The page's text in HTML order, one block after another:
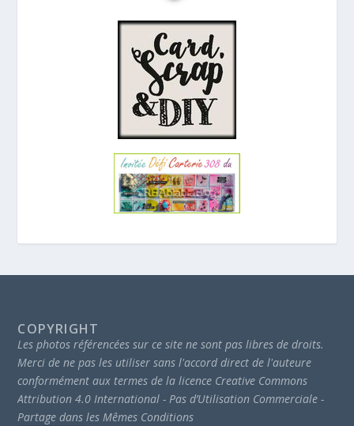
COPYRIGHT
Les photos référencées sur ce site ne sont pas libres de droits.
Merci de ne pas les utiliser sans l'accord direct de l'auteure
conformément aux termes de la licence Creative Commons
Attribution 4.0 International - Pas d’Utilisation Commerciale -
Partage dans les Mêmes Conditions